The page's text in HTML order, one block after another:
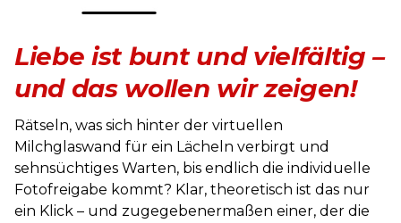
Liebe ist bunt und vielfältig –
und das wollen wir zeigen!
Rätseln, was sich hinter der virtuellen
Milchglaswand für ein Lächeln verbirgt und
sehnsüchtiges Warten, bis endlich die individuelle
Fotofreigabe kommt? Klar, theoretisch ist das nur
ein Klick – und zugegebenermaßen einer, der die